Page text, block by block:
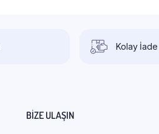
Kolay İade
BIZE ULAŞIN